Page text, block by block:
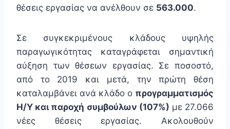
θέσεις εργασίας να ανέλθουν σε 563.000.
Σε συγκεκριμένους κλάδους υψηλής
παραγωγικότητας καταγράφεται σημαντική
αύξηση των θέσεων εργασίας. Σε ποσοστό,
από το 2019 και μετά, την πρώτη θέση
καταλαμβάνει ανά κλάδο ο προγραμματισμός
Η/Υ και παροχή συμβούλων (107%) με 27.066
νέες θέσεις εργασίας. Ακολουθούν